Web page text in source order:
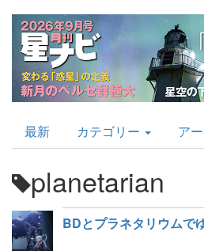
プ
AstroArts
Topics
最新 カテゴリー ア
planetarian
BDとプラネタリウムで